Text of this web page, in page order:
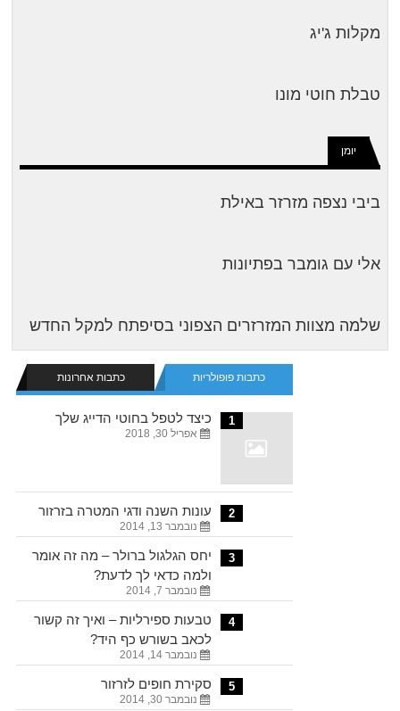
מקלות ג'יג
טבלת חוטי מונו
יומן
ביבי נצפה מזרזר באילת
אלי עם גומבר בפתיונות
שלמה מצוות המזרזרים הצפוני בסיפתח למקל החדש
כתבות פופולריות כתבות אחרונות
1 כיצד לטפל בחוטי הדייג שלך
אפריל 30, 2018
2 עונות השנה ודגי המטרה בזרזור
נובמבר 13, 2014
3
יחס הגלגול ברולר – מה זה אומר
ולמה כדאי לך לדעת?
נובמבר 7, 2014
4
טבעות ספירליות – ואיך זה קשור
לכאב בשורש כף היד?
נובמבר 14, 2014
5 סקירת חופים לזרזור
נובמבר 30, 2014